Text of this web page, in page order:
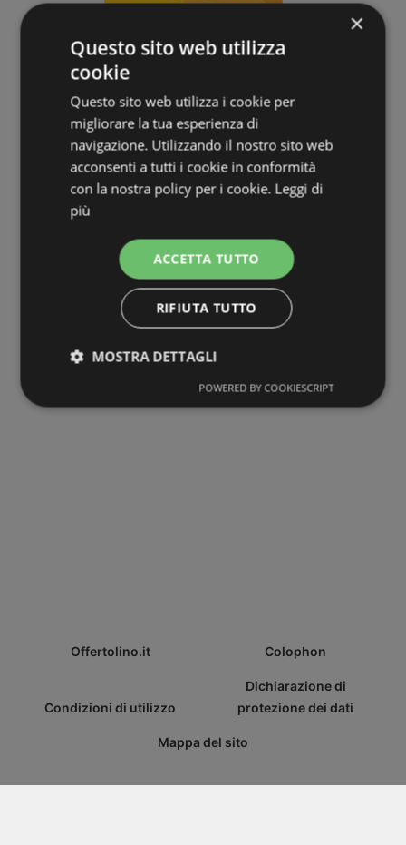
Offertolino.it Colophon
Condizioni di utilizzo
Dichiarazione di
protezione dei dati
Mappa del sito
×
Questo sito web utilizza
cookie
Questo sito web utilizza i cookie per
migliorare la tua esperienza di
navigazione. Utilizzando il nostro sito web
acconsenti a tutti i cookie in conformità
con la nostra policy per i cookie. Leggi di
più
ACCETTA TUTTO
RIFIUTA TUTTO
MOSTRA DETTAGLI
POWERED BY COOKIESCRIPT